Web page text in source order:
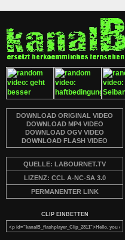
DOWNLOAD ORIGINAL VIDEO
DOWNLOAD MP4 VIDEO
DOWNLOAD OGV VIDEO
DOWNLOAD FLASH VIDEO
QUELLE: LABOURNET.TV
LIZENZ: CCL A-NC-SA 3.0
PERMANENTER LINK
CLIP EINBETTEN